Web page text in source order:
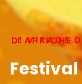
LE VIRAGE DES GRANDES TÊTES D'AFFICHE